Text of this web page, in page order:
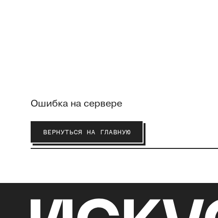
Ошибка на сервере
ВЕРНУТЬСЯ НА ГЛАВНУЮ